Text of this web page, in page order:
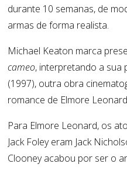
durante 10 semanas, de
armas de forma realista.
Michael Keaton marca
cameo, interpretando a sua
(1997), outra obra
romance de Elmore
Para Elmore Leonard, os
Jack Foley eram Jack
Clooney acabou por ser o